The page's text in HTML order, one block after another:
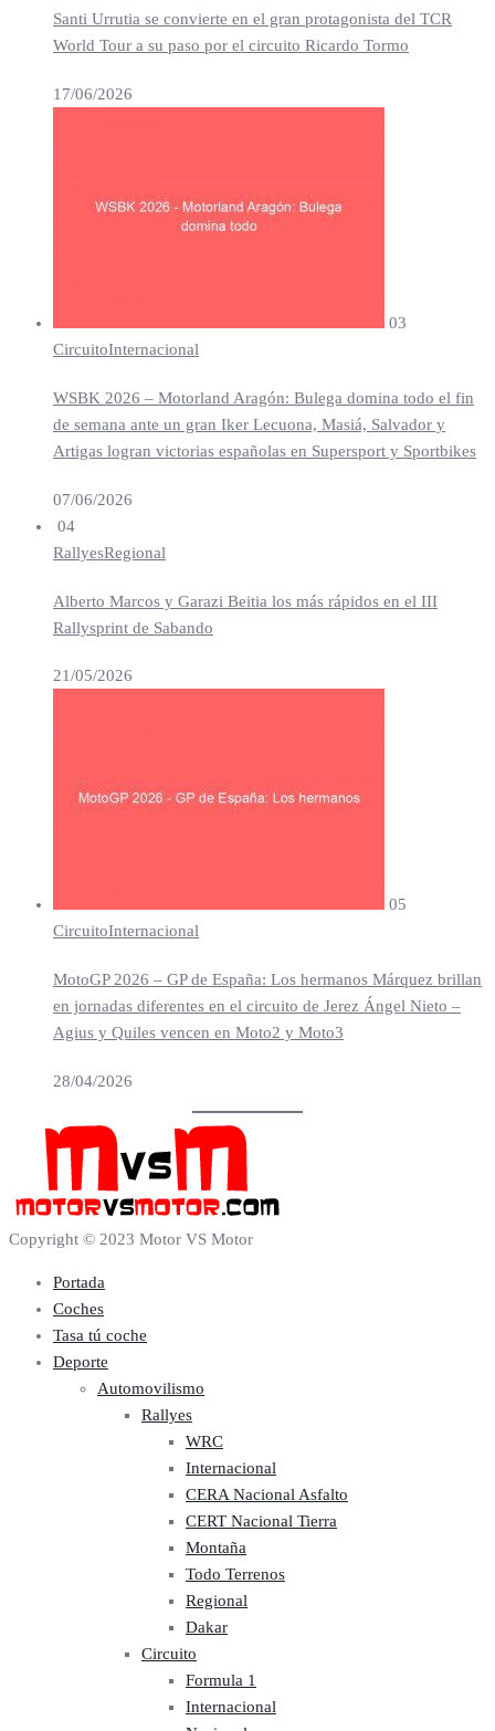
Santi Urrutia se convierte en el gran protagonista del TCR
World Tour a su paso por el circuito Ricardo Tormo
17/06/2026
03
CircuitoInternacional
WSBK 2026 – Motorland Aragón: Bulega domina todo el fin
de semana ante un gran Iker Lecuona, Masiá, Salvador y
Artigas logran victorias españolas en Supersport y Sportbikes
07/06/2026
04
RallyesRegional
Alberto Marcos y Garazi Beitia los más rápidos en el III
Rallysprint de Sabando
21/05/2026
05
CircuitoInternacional
MotoGP 2026 – GP de España: Los hermanos Márquez brillan
en jornadas diferentes en el circuito de Jerez Ángel Nieto –
Agius y Quiles vencen en Moto2 y Moto3
28/04/2026
Copyright © 2023 Motor VS Motor
Portada
Coches
Tasa tú coche
Deporte
Automovilismo
Rallyes
WRC
Internacional
CERA Nacional Asfalto
CERT Nacional Tierra
Montaña
Todo Terrenos
Regional
Dakar
Circuito
Formula 1
Internacional